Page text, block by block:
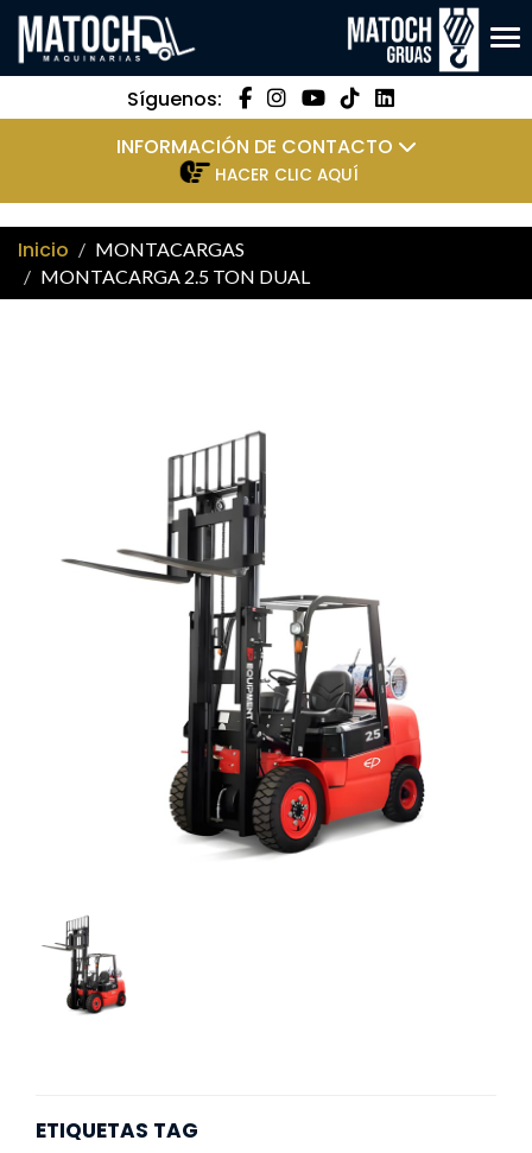
Síguenos:
INFORMACIÓN DE CONTACTO
HACER CLIC AQUÍ
Inicio
MONTACARGAS
MONTACARGA 2.5 TON DUAL
ETIQUETAS TAG